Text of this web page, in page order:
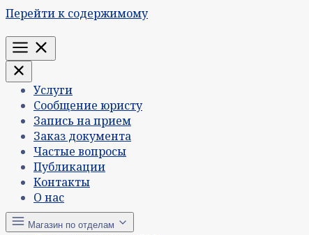
Перейти к содержимому
Меню
Услуги
Сообщение юристу
Запись на прием
Заказ документа
Частые вопросы
Публикации
Контакты
О нас
Магазин по отделам